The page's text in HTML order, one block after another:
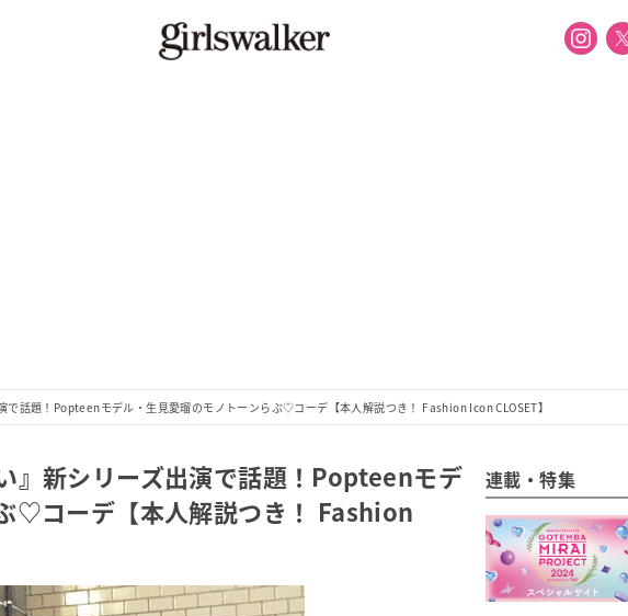
で話題！Popteenモデル・生見愛瑠のモノトーンらぶ♡コーデ【本人解説つき！ Fashion Icon CLOSET】
』新シリーズ出演で話題！Popteenモデ
♡コーデ【本人解説つき！ Fashion
連載・特集